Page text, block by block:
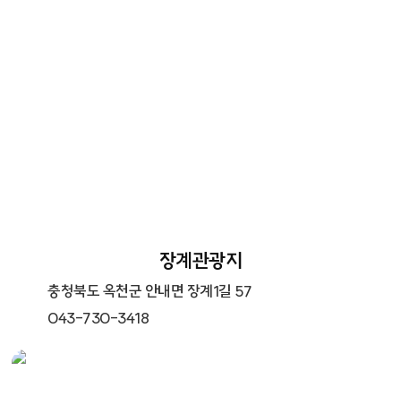
장계관광지
충청북도 옥천군 안내면 장계1길 57
043-730-3418